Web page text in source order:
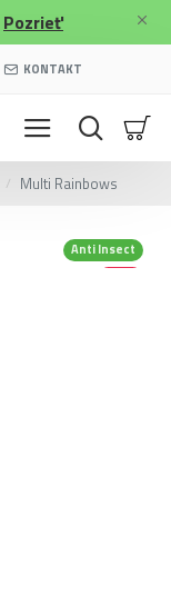
Pozrieť
KONTAKT
Multi Rainbows
Anti Insect